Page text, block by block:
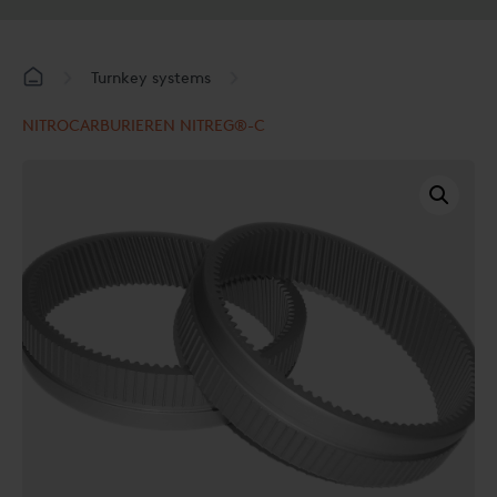
Turnkey systems
NITROCARBURIEREN NITREG®-C